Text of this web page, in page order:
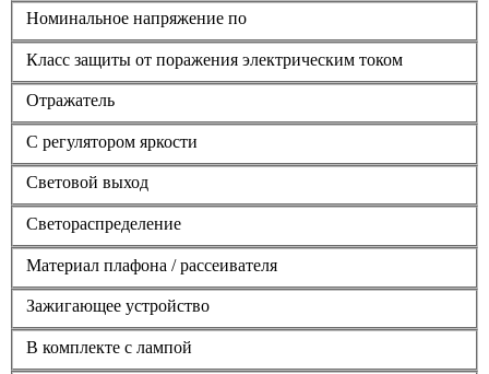
Номинальное напряжение по
Класс защиты от поражения электрическим током
Отражатель
С регулятором яркости
Световой выход
Светораспределение
Материал плафона / рассеивателя
Зажигающее устройство
В комплекте с лампой